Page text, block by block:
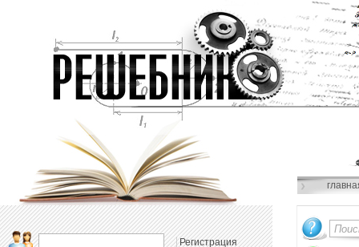
Регистрация